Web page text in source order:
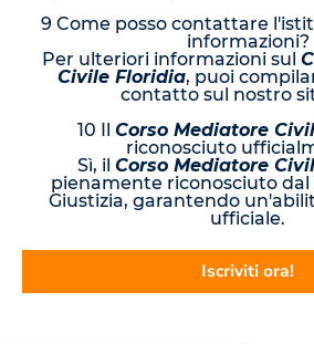
9 Come posso contattare
informazioni?
Per ulteriori informazioni sul
Civile Floridia, puoi
contatto sul nostro
10 Il Corso Mediatore
riconosciuto
Sì, il Corso Mediatore
pienamente riconosciuto dal
Giustizia, garantendo
ufficiale.
Iscriviti ora!